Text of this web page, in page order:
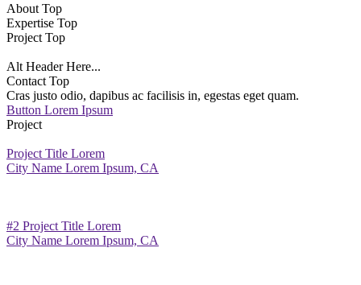
About Top
Expertise Top
Project Top
Alt Header Here...
Contact Top
Cras justo odio, dapibus ac facilisis in, egestas eget quam.
Button Lorem Ipsum
Project
Project Title Lorem
City Name Lorem Ipsum, CA
#2 Project Title Lorem
City Name Lorem Ipsum, CA